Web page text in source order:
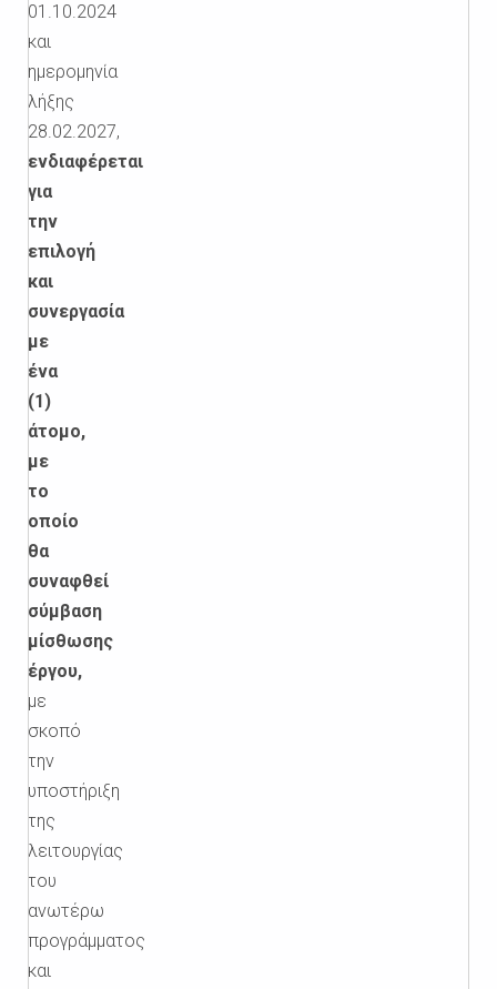
01.10.2024
και
ημερομηνία
λήξης
28.02.2027,
ενδιαφέρεται
για
την
επιλογή
και
συνεργασία
με
ένα
(1)
άτομο,
με
το
οποίο
θα
συναφθεί
σύμβαση
μίσθωσης
έργου,
με
σκοπό
την
υποστήριξη
της
λειτουργίας
του
ανωτέρω
προγράμματος
και